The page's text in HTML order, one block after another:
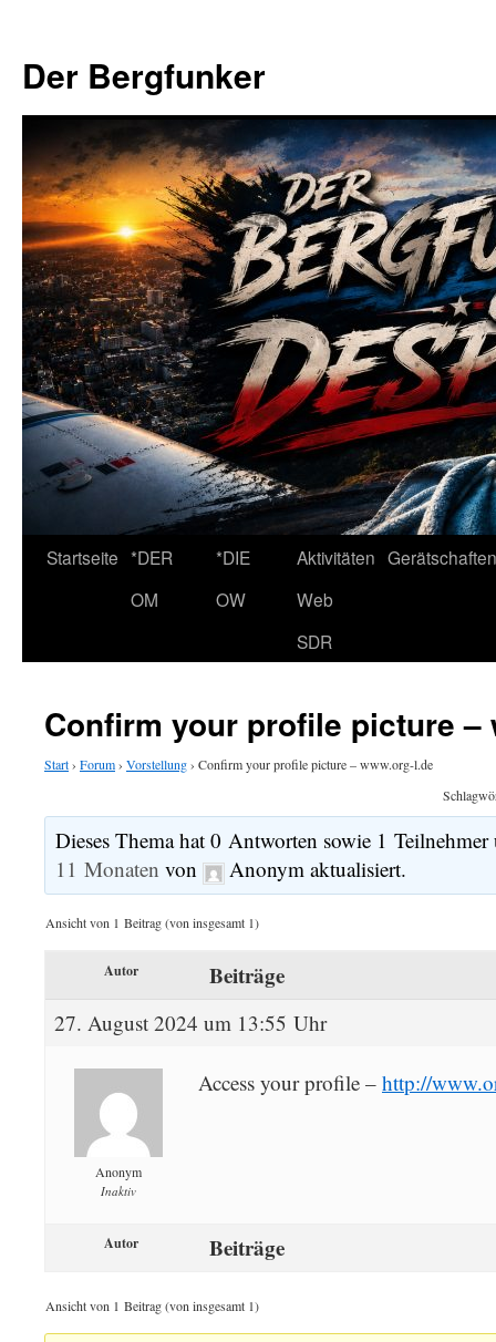
springen
Der Bergfunker
Startseite *DER
OM
*DIE
OW
Aktivitäten Gerätschaften
Web
SDR
Confirm your profile picture –
Start› Forum› Vorstellung› Confirm your profile picture – www.org-l.de
Dieses Thema hat 0 Antworten sowie 1
11 Monaten von Anonym aktualisiert.
Ansicht von 1 Beitrag (von insgesamt 1)
Autor Beiträge
27. August 2024 um 13:55 Uhr
Anonym
Inaktiv
Access your profile – http://
Autor Beiträge
Ansicht von 1 Beitrag (von insgesamt 1)